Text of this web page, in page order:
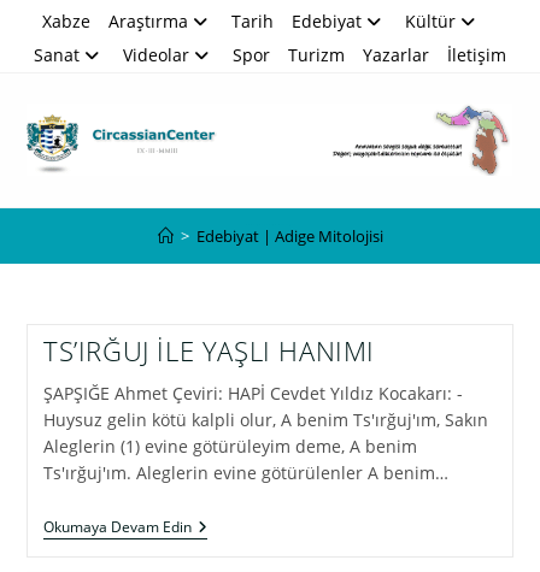
Xabze Araştırma Tarih Edebiyat
Kültür
Sanat
Videolar Spor Turizm Yazarlar İletişim
> Edebiyat | Adige Mitolojisi
TS’IRĞUJ İLE YAŞLI HANIMI
ŞAPŞIĞE Ahmet Çeviri: HAPİ Cevdet Yıldız Kocakarı: -
Huysuz gelin kötü kalpli olur, A benim Ts'ırğuj'ım, Sakın
Aleglerin (1) evine götürüleyim deme, A benim
Ts'ırğuj'ım. Aleglerin evine götürülenler A benim…
Okumaya Devam EdinTS’IRĞUJ
İLE